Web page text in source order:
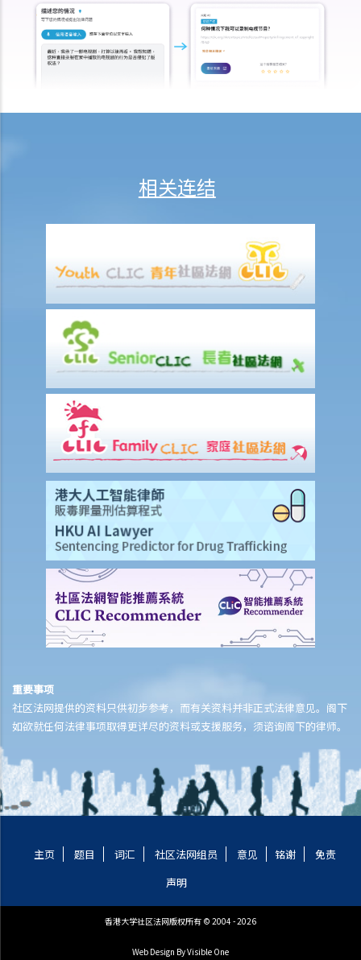
a. 「掌管汽车」
b. 「没有能力妥当地控制该汽车」
2. 进行呼气测试及提供样本以作分析的责任
1. D先生在驾车时被警方截停，并被要求进行随机抽样呼气测试。D先生
了一个藉口拒绝接受呼气测试：「喂，那些呼气测试工具可能含有传染
病细菌，我可不愿做这种测试」。D先生这个做法行得通吗？
2. D女士在酒吧喝了几杯后开车回家，途中被警方截停，并被要求进行
随机抽样呼气测试。D女士知道她不能拒绝做测试，但她故意在吹气孔
旁边吹气，而不是吹进气孔内。D女士这个做法可行吗？
b. 进行药物测试的责任
c. 提供样本以作分析的责任
1. A女士驾驶汽车时撞向前面的车辆。警务人员到达现场，发现A女士脚
步虚浮，说话含糊不清，而且满身酒气。基于A女士这种情况，警员认
于明显醉酒的状态。一名警员要求她提供尿液样本作化验。A女士发现
当时没有女性警务人员在场，遂拒绝提供尿液样本。警员和医院的医生
于是寻求A女士的同意，提取血液样本。她再次拒绝，并说：「我不信
任你们的医生和设备。我怎么知道你的针筒有没有被爱滋病污染？我可
不会把血给你。」A女士最终没有提供任何呼气、尿液或血液样本。A女
士上述的拒绝理由是否合理呢？
a. 罚款及监禁
b. 取消驾驶执照
c. 酒后驾驶与没有提供样本
其他罪行
a. 一般
Q1. 持有学习者驾驶执照的人士可以用他/她的电单车提供送外卖的服务
b. 允许并无持有驾驶执照的人驾驶汽车
Q1. 其他国家发出的驾驶执照在香港是否有效？
Q2. 如果我让我的孩子坐在驾驶座上把玩方向盘，而汽车已停下来，我
c. 被取消驾驶资格期间驾驶
能干犯了甚么罪行？
2. 与登记号码及车辆牌照有关
相关连结
重要事项
社区法网提供的资料只供初步参考，而有关资料并非正式法律意见。阁下
如欲就任何法律事项取得更详尽的资料或支援服务，须谘询阁下的律师。
主页 题目 词汇 社区法网组员 意见 铭谢
免责
声明
香港大学社区法网版权所有 © 2004 - 2026
Web Design By Visible One